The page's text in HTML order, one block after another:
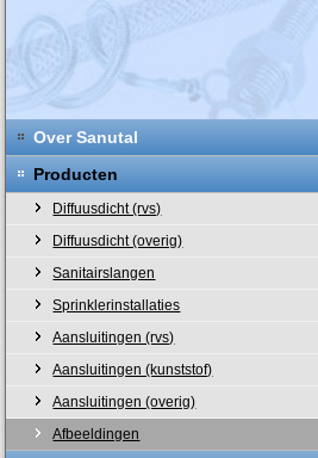
Over Sanutal
Producten
Diffuusdicht (rvs)
Diffuusdicht (overig)
Sanitairslangen
Sprinklerinstallaties
Aansluitingen (rvs)
Aansluitingen (kunststof)
Aansluitingen (overig)
Afbeeldingen